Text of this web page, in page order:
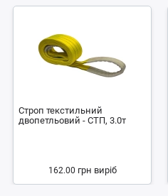
Строп текстильний
двопетльовий - СТП, 3.0т
162.00 грн виріб